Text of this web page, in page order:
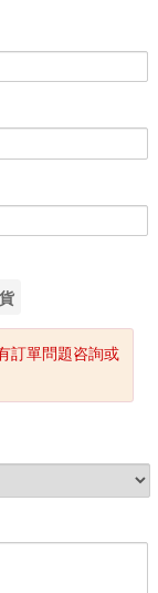
訂單問題咨詢或